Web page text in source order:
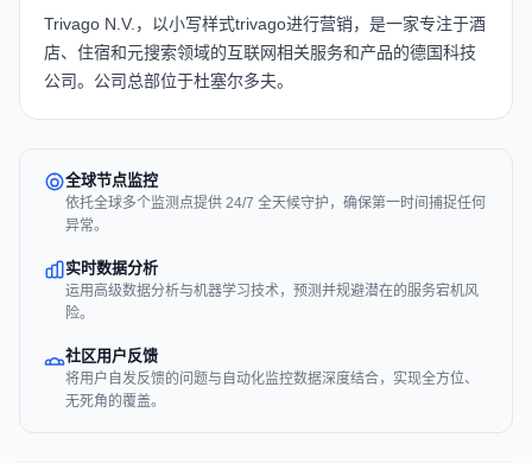
Trivago N.V.，以小写样式trivago进行营销，是一家专注于酒
店、住宿和元搜索领域的互联网相关服务和产品的德国科技
公司。公司总部位于杜塞尔多夫。
全球节点监控
依托全球多个监测点提供 24/7 全天候守护，确保第一时间捕捉任何
异常。
实时数据分析
运用高级数据分析与机器学习技术，预测并规避潜在的服务宕机风
险。
社区用户反馈
将用户自发反馈的问题与自动化监控数据深度结合，实现全方位、
无死角的覆盖。